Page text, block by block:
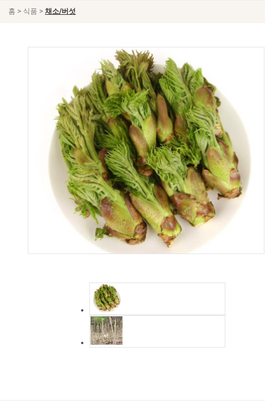
홈 > 식품 > 채소/버섯